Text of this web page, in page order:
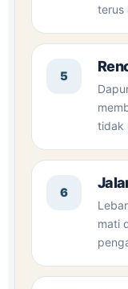
terus
5
tidak
6
mati